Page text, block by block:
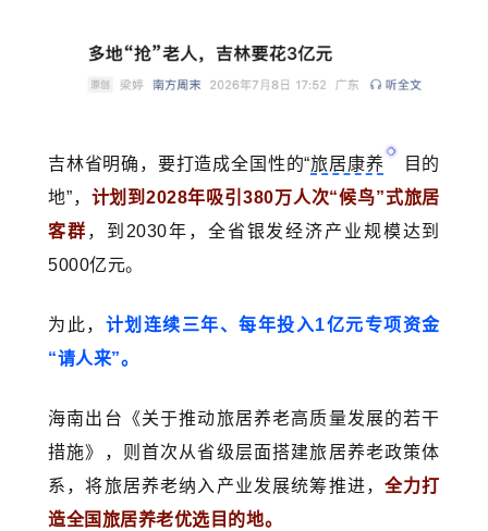
吉林省明确，要打造成全国性的“旅居康养
目的
地”， 计划到2028年吸引380万人次“候鸟”式旅居
客群 ，到2030年，全省银发经济产业规模达到
5000亿元。
为此， 计划连续三年、每年投入1亿元专项资金
“请人来”。
海南出台《关于推动旅居养老高质量发展的若干
措施》，则首次从省级层面搭建旅居养老政策体
系，将旅居养老纳入产业发展统筹推进，全力打
造全国旅居养老优选目的地。